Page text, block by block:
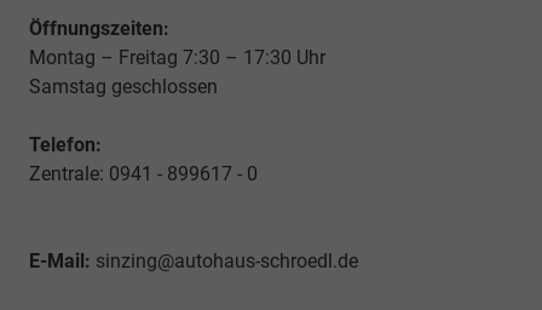
Öffnungszeiten:
Montag – Freitag 7:30 – 17:30 Uhr
Samstag geschlossen
Telefon:
Zentrale: 0941 - 899617 - 0
E-Mail: sinzing@autohaus-schroedl.de